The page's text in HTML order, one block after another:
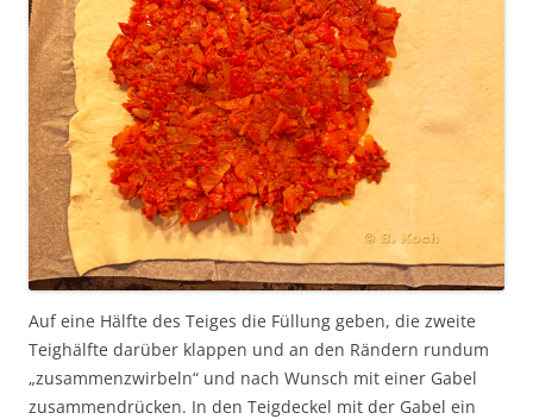
Auf eine Hälfte des Teiges die Füllung geben, die zweite
Teighälfte darüber klappen und an den Rändern rundum
„zusammenzwirbeln“ und nach Wunsch mit einer Gabel
zusammendrücken. In den Teigdeckel mit der Gabel ein